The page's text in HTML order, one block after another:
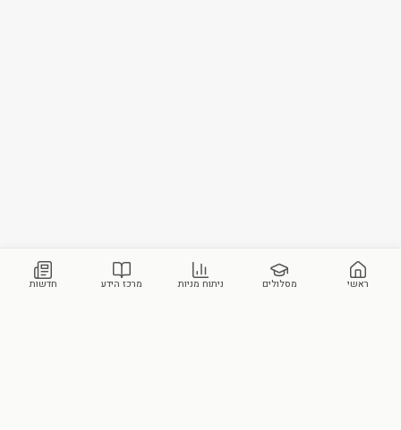
ראשי מסלולים ניתוח מניות מרכז הידע חדשות